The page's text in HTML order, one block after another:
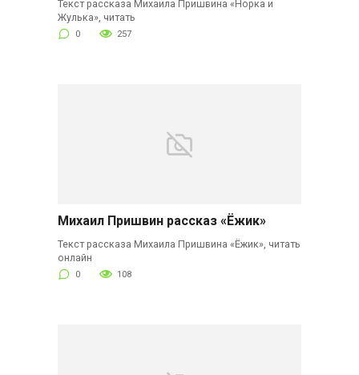
Текст рассказа Михаила Пришвина «Норка и
Жулька», читать
0 257
Михаил Пришвин рассказ «Ёжик»
Текст рассказа Михаила Пришвина «Ёжик», читать
онлайн
0 108